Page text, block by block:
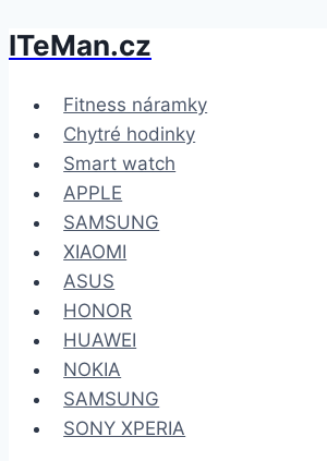
Přeskočit
obsah
ITeMan.cz
Fitness náramky
Chytré hodinky
Smart watch
APPLE
SAMSUNG
XIAOMI
ASUS
HONOR
HUAWEI
NOKIA
SAMSUNG
SONY XPERIA